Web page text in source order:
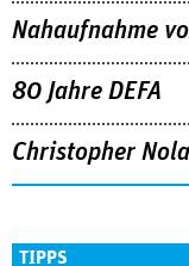
Nahaufnahme
80 Jahre DEFA
Christopher
TIPPS